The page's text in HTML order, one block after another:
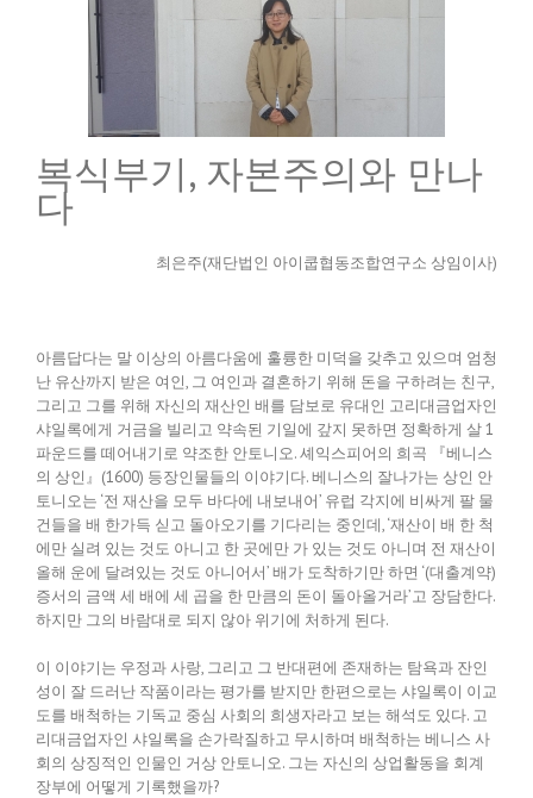
복식부기, 자본주의와 만나
다
최은주(재단법인 아이쿱협동조합연구소 상임이사)
아름답다는 말 이상의 아름다움에 훌륭한 미덕을 갖추고 있으며 엄청
난 유산까지 받은 여인, 그 여인과 결혼하기 위해 돈을 구하려는 친구,
그리고 그를 위해 자신의 재산인 배를 담보로 유대인 고리대금업자인
샤일록에게 거금을 빌리고 약속된 기일에 갚지 못하면 정확하게 살 1
파운드를 떼어내기로 약조한 안토니오. 셰익스피어의 희곡 『베니스
의 상인』(1600) 등장인물들의 이야기다. 베니스의 잘나가는 상인 안
토니오는 ‘전 재산을 모두 바다에 내보내어’ 유럽 각지에 비싸게 팔 물
건들을 배 한가득 싣고 돌아오기를 기다리는 중인데, ‘재산이 배 한 척
에만 실려 있는 것도 아니고 한 곳에만 가 있는 것도 아니며 전 재산이
올해 운에 달려있는 것도 아니어서’ 배가 도착하기만 하면 ‘(대출계약)
증서의 금액 세 배에 세 곱을 한 만큼의 돈이 돌아올거라’고 장담한다.
하지만 그의 바람대로 되지 않아 위기에 처하게 된다.
이 이야기는 우정과 사랑, 그리고 그 반대편에 존재하는 탐욕과 잔인
성이 잘 드러난 작품이라는 평가를 받지만 한편으로는 샤일록이 이교
도를 배척하는 기독교 중심 사회의 희생자라고 보는 해석도 있다. 고
리대금업자인 샤일록을 손가락질하고 무시하며 배척하는 베니스 사
회의 상징적인 인물인 거상 안토니오. 그는 자신의 상업활동을 회계
장부에 어떻게 기록했을까?